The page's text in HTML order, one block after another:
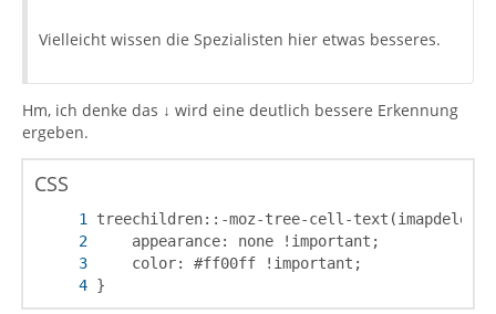
Vielleicht wissen die Spezialisten hier etwas besseres.
Hm, ich denke das ↓ wird eine deutlich bessere Erkennung
ergeben.
CSS
}